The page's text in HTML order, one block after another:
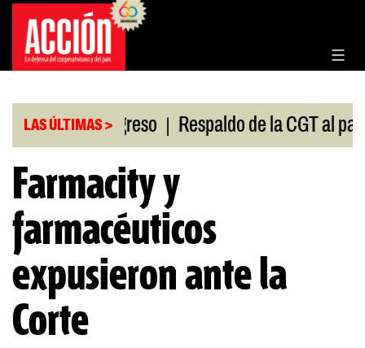
Saltar
contenido
LAS ÚLTIMAS >
en el Congreso | Respaldo de la CGT al paro
Farmacity y
farmacéuticos
expusieron ante la
Corte